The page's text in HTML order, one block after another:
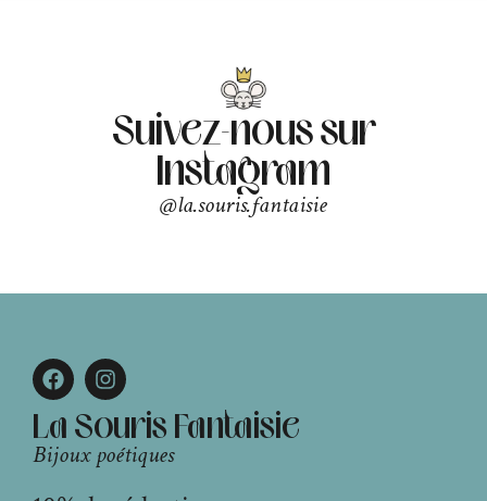
Suivez-nous sur
Instagram
@la.souris.fantaisie
La Souris Fantaisie
Bijoux poétiques